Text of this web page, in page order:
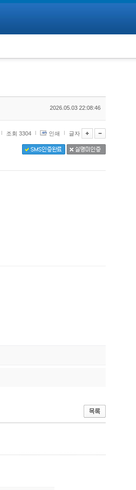
2026.05.03 22:08:46
조회 3304 인쇄 글자